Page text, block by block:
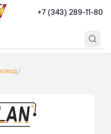
+7 (343) 289-11-80
/